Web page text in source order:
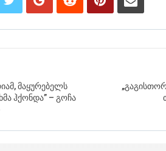
მაყურებელს
ჰქონდა” – გოჩა